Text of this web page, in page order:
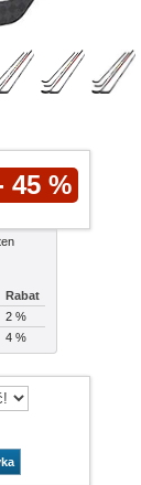
45 %
Rabat
2 %
4 %